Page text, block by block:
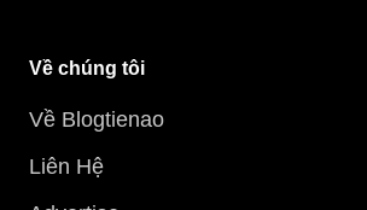
Về chúng tôi
Về Blogtienao
Liên Hệ